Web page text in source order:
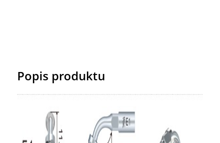
Popis produktu